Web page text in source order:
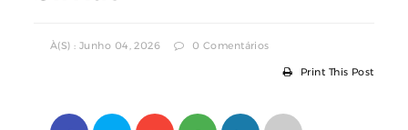
À(s) : Junho 04, 2026 0 Comentários
Print This Post